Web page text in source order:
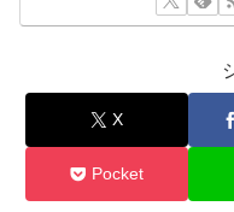
X
Pocket